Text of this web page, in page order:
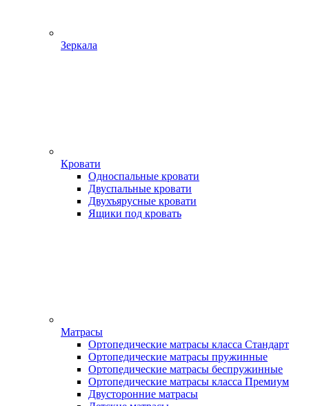
Зеркала
Кровати
Односпальные кровати
Двуспальные кровати
Двухъярусные кровати
Ящики под кровать
Матрасы
Ортопедические матрасы класса Стандарт
Ортопедические матрасы пружинные
Ортопедические матрасы беспружинные
Ортопедические матрасы класса Премиум
Двусторонние матрасы